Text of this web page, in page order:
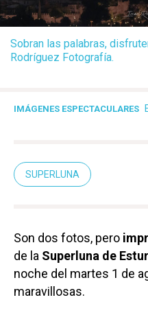
Sobran las palabras,
Rodríguez Fotografía.
IMÁGENES ESPECTACULARES
SUPERLUNA
Son dos fotos, pero
de la Superluna de
noche del martes 1 de
maravillosas.